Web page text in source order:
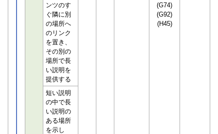
ンツのす
ぐ隣に別
の場所へ
のリンク
を置き、
その別の
場所で長
い説明を
提供する
(G74)
(G92)
(H45)
短い説明
の中で長
い説明の
ある場所
を示し